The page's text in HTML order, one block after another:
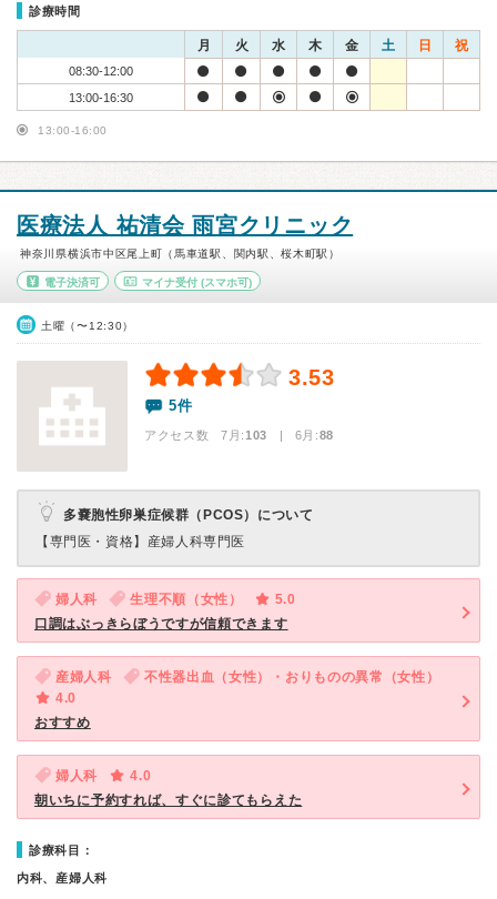
診療時間
月 火 水 木 金 土 日 祝
08:30-12:00
13:00-16:30
13:00-16:00
医療法人 祐清会 雨宮クリニック
神奈川県横浜市中区尾上町（馬車道駅、関内駅、桜木町駅）
電子決済可 マイナ受付(スマホ可)
土曜（〜12:30）
3.53
5件
アクセス数 7月:103 | 6月:88
多嚢胞性卵巣症候群（PCOS）について
【専門医・資格】 産婦人科専門医
婦人科 生理不順（女性）
5.0
口調はぶっきらぼうですが信頼できます
産婦人科
不性器出血（女性）・おりものの異常（女性）
4.0
おすすめ
婦人科
4.0
朝いちに予約すれば、すぐに診てもらえた
診療科目：
内科、産婦人科